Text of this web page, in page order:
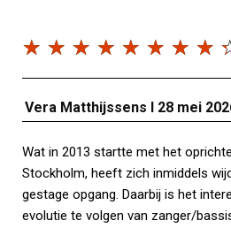
☆ ☆ ☆ ☆ ☆ ☆ ☆ ☆
Vera Matthijssens I 28 mei
Wat in 2013 startte met het
Stockholm, heeft zich inmiddels
gestage opgang. Daarbij is het
evolutie te volgen van zanger/